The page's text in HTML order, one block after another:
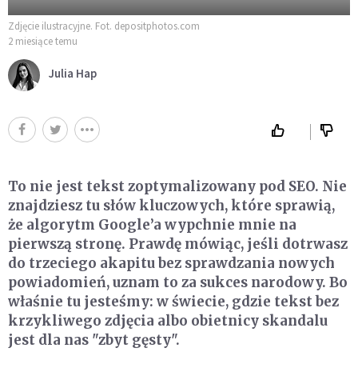
Zdjęcie ilustracyjne. Fot. depositphotos.com
2 miesiące temu
Julia Hap
To nie jest tekst zoptymalizowany pod SEO. Nie
znajdziesz tu słów kluczowych, które sprawią,
że algorytm Google’a wypchnie mnie na
pierwszą stronę. Prawdę mówiąc, jeśli dotrwasz
do trzeciego akapitu bez sprawdzania nowych
powiadomień, uznam to za sukces narodowy. Bo
właśnie tu jesteśmy: w świecie, gdzie tekst bez
krzykliwego zdjęcia albo obietnicy skandalu
jest dla nas "zbyt gęsty".